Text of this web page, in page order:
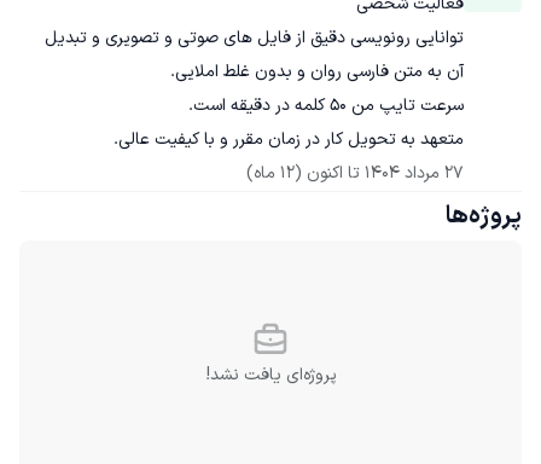
توانایی رونویسی دقیق از فایل های صوتی و تصویری و تبدیل
متعهد به تحویل کار در زمان مقرر و با کیفیت عالی.
27 مرداد 1404
تا اکنون (12 ماه)
پروژه‌ها
پروژه‌ای یافت نشد!